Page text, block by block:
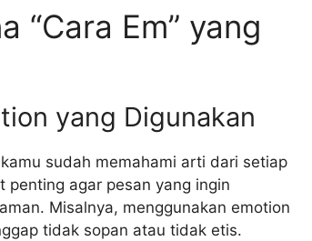
“Cara Em” yang
yang Digunakan
sudah memahami arti dari setiap
penting agar pesan yang ingin
Misalnya, menggunakan emotion
tidak sopan atau tidak etis.